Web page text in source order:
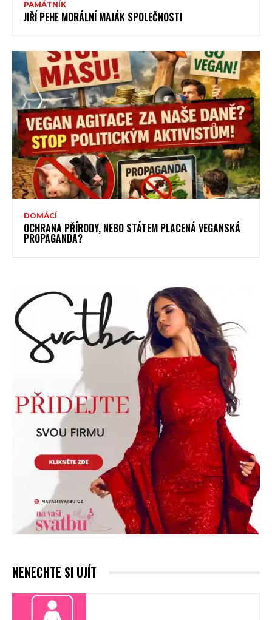
PAMÁTNÍK
JIŘÍ PEHE MORÁLNÍ MAJÁK SPOLEČNOSTI
DOMÁCÍ
OCHRANA PŘÍRODY, NEBO STÁTEM PLACENÁ VEGANSKÁ
PROPAGANDA?
NENECHTE SI UJÍT